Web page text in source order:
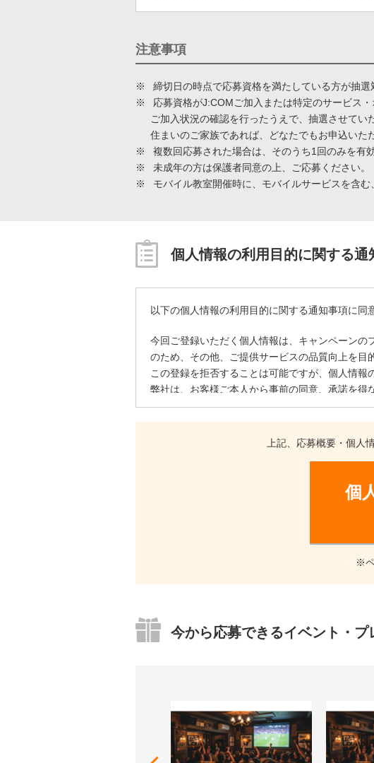
注意事項
※
締切日の時点で応募資格を満たしている方が抽選
※
応募資格がJ:COMご加入または特定のサービス
ご加入状況の確認を行ったうえで、抽選させて
住まいのご家族であれば、どなたでもお申込いた
※
複数回応募された場合は、そのうち1回のみを有
※
未成年の方は保護者同意の上、ご応募ください。
※
モバイル教室開催時に、モバイルサービスを含
個人情報の利用目的に関する通
以下の個人情報の利用目的に関する通知事項に同
今回ご登録いただく個人情報は、キャンペーン
のため、その他、ご提供サービスの品質向上を目
この登録を拒否することは可能ですが、個人情報
弊社は、お客様ご本人から事前の同意、承諾を得
ただし、個人情報取扱業務の全部または一部を、
その場合には、当社が定めた委託先選定基準に
契約を締結した上で委託します。
https://cc-www.jcom.co.jp/corporate/privacy/
・ JCOMマーケティング株式会社 大分支社 個
https://wwwjcom.oct-net.ne.jp/privacy_policy/
上記、応募概要・個人
個
※
今から応募できるイベント・プ